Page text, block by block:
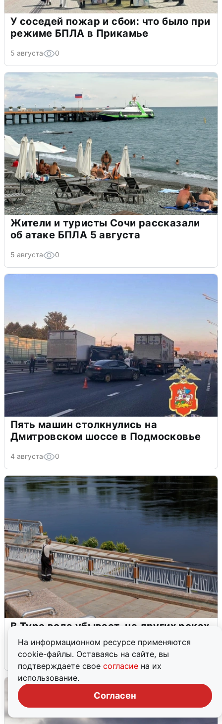
На информационном ресурсе применяются
cookie-файлы. Оставаясь на сайте, вы
подтверждаете свое согласие на их
использование.
Согласен
У соседей пожар и сбои: что было при
режиме БПЛА в Прикамье
5 августа 0
Жители и туристы Сочи рассказали
об атаке БПЛА 5 августа
5 августа 0
Пять машин столкнулись на
Дмитровском шоссе в Подмосковье
4 августа 0
В Туре вода убывает, на других реках
области прибывает
4 августа 0